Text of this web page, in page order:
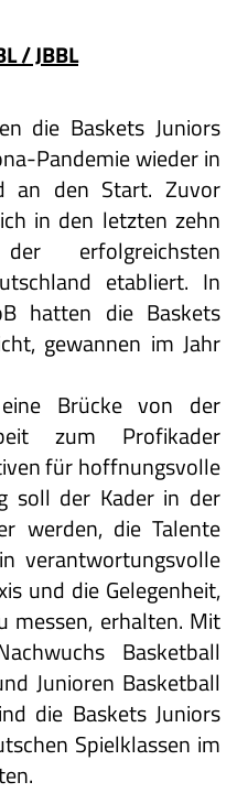
/ JBBL
die Baskets Juniors
Pandemie wieder in
an den Start. Zuvor
in den letzten zehn
erfolgreichsten
etabliert. In
hatten die Baskets
gewannen im Jahr
Brücke von der
zum Profikader
für hoffnungsvolle
soll der Kader in der
werden, die Talente
verantwortungsvolle
und die Gelegenheit,
messen, erhalten. Mit
Basketball
Junioren Basketball
die Baskets Juniors
Spielklassen im